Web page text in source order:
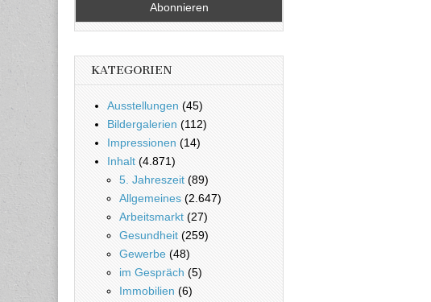
KATEGORIEN
Ausstellungen (45)
Bildergalerien (112)
Impressionen (14)
Inhalt (4.871)
5. Jahreszeit (89)
Allgemeines (2.647)
Arbeitsmarkt (27)
Gesundheit (259)
Gewerbe (48)
im Gespräch (5)
Immobilien (6)